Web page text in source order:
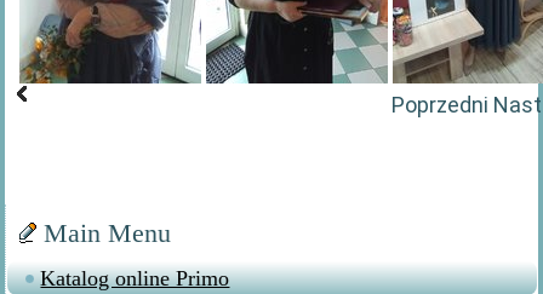
Poprzedni
Main Menu
Katalog online Primo